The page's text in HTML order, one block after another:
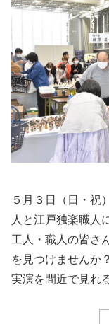
５月３日（日・祝
人と江戸独楽職人
工人・職人の皆さ
を見つけませんか？
実演を間近で見れ